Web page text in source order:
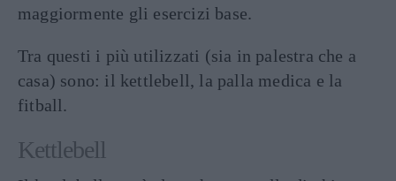
maggiormente gli esercizi base.
Tra questi i più utilizzati (sia in palestra che a
casa) sono: il kettlebell, la palla medica e la
fitball.
Kettlebell